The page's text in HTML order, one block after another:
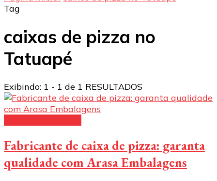
Tag
caixas de pizza no
Tatuapé
Exibindo: 1 - 1 de 1 RESULTADOS
Fabricante de caixa de pizza: garanta
qualidade com Arasa Embalagens